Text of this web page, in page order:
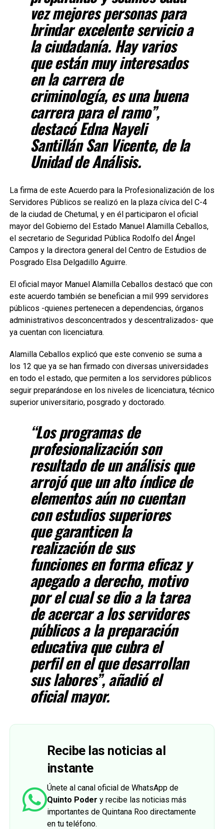
vez mejores personas para
brindar excelente servicio a
la ciudadanía. Hay varios
que están muy interesados
en la carrera de
criminología, es una buena
carrera para el ramo”,
destacó Edna Nayeli
Santillán San Vicente, de la
Unidad de Análisis.
La firma de este Acuerdo para la Profesionalización de los
Servidores Públicos se realizó en la plaza cívica del C-4
de la ciudad de Chetumal, y en él participaron el oficial
mayor del Gobierno del Estado Manuel Alamilla Ceballos,
el secretario de Seguridad Pública Rodolfo del Ángel
Campos y la directora general del Centro de Estudios de
Posgrado Elsa Delgadillo Aguirre.
El oficial mayor Manuel Alamilla Ceballos destacó que con
este acuerdo también se benefician a mil 999 servidores
públicos -quienes pertenecen a dependencias, órganos
administrativos desconcentrados y descentralizados- que
ya cuentan con licenciatura.
Alamilla Ceballos explicó que este convenio se suma a
los 12 que ya se han firmado con diversas universidades
en todo el estado, que permiten a los servidores públicos
seguir preparándose en los niveles de licenciatura, técnico
superior universitario, posgrado y doctorado.
“Los programas de
profesionalización son
resultado de un análisis que
arrojó que un alto índice de
elementos aún no cuentan
con estudios superiores
que garanticen la
realización de sus
funciones en forma eficaz y
apegado a derecho, motivo
por el cual se dio a la tarea
de acercar a los servidores
públicos a la preparación
educativa que cubra el
perfil en el que desarrollan
sus labores”, añadió el
oficial mayor.
Recibe las noticias al
instante
Únete al canal oficial de WhatsApp de
Quinto Poder y recibe las noticias más
importantes de Quintana Roo directamente
en tu teléfono.